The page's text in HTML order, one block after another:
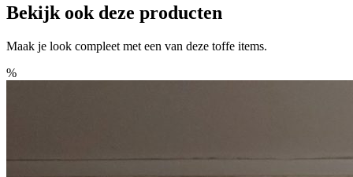
Bekijk ook deze producten
Maak je look compleet met een van deze toffe items.
%